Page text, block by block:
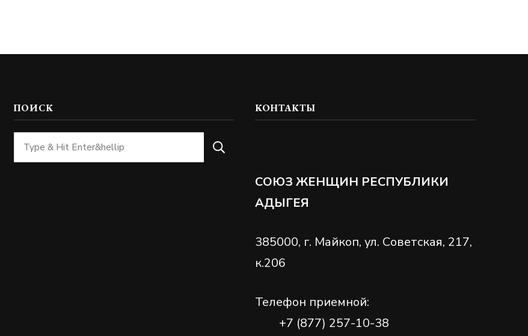
ПОИСК
Ищите
что-
КОНТАКТЫ
СОЮЗ ЖЕНЩИН РЕСПУБЛИКИ
АДЫГЕЯ
385000, г. Майкоп, ул. Советская, 217,
к.206
Телефон приемной:
+7 (877) 257-10-38